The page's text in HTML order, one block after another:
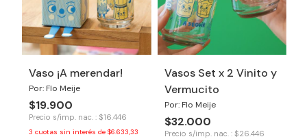
Vaso ¡A merendar!
Por: Flo Meije
$19.900
Precio s/imp. nac. : $16.446
3 cuotas sin interés de $6.633,33
Vasos Set x 2 Vinito y
Vermucito
Por: Flo Meije
$32.000
Precio s/imp. nac. : $26.446